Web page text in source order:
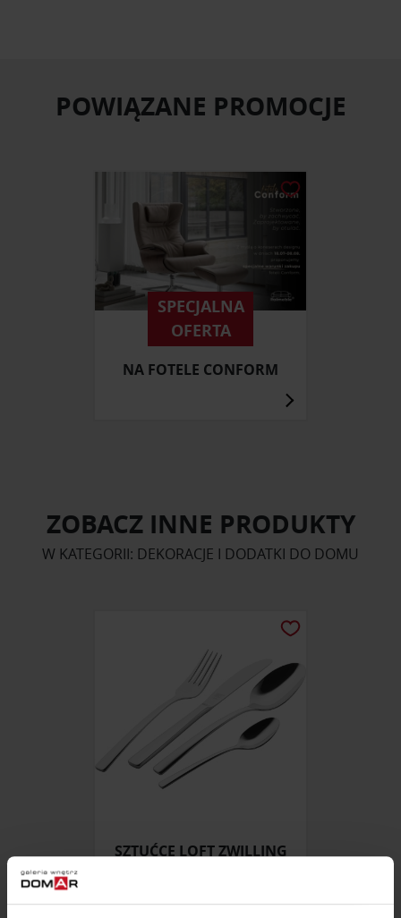
POWIĄZANE PROMOCJE
SPECJALNA
OFERTA
NA FOTELE CONFORM
ZOBACZ INNE PRODUKTY
W KATEGORII: DEKORACJE I DODATKI DO DOMU
SZTUĆCE LOFT ZWILLING